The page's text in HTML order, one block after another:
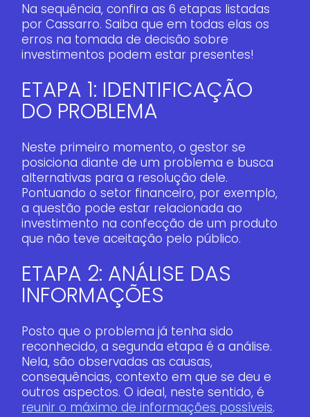
Na sequência, confira as 6 etapas listadas
por Cassarro. Saiba que em todas elas os
erros na tomada de decisão sobre
investimentos podem estar presentes!
ETAPA 1: IDENTIFICAÇÃO
DO PROBLEMA
Neste primeiro momento, o gestor se
posiciona diante de um problema e busca
alternativas para a resolução dele.
Pontuando o setor financeiro, por exemplo,
a questão pode estar relacionada ao
investimento na confecção de um produto
que não teve aceitação pelo público.
ETAPA 2: ANÁLISE DAS
INFORMAÇÕES
Posto que o problema já tenha sido
reconhecido, a segunda etapa é a análise.
Nela, são observadas as causas,
consequências, contexto em que se deu e
outros aspectos. O ideal, neste sentido, é
reunir o máximo de informações possíveis.